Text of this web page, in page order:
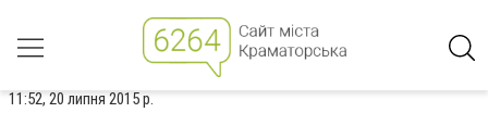
11:52, 20 липня 2015 р.